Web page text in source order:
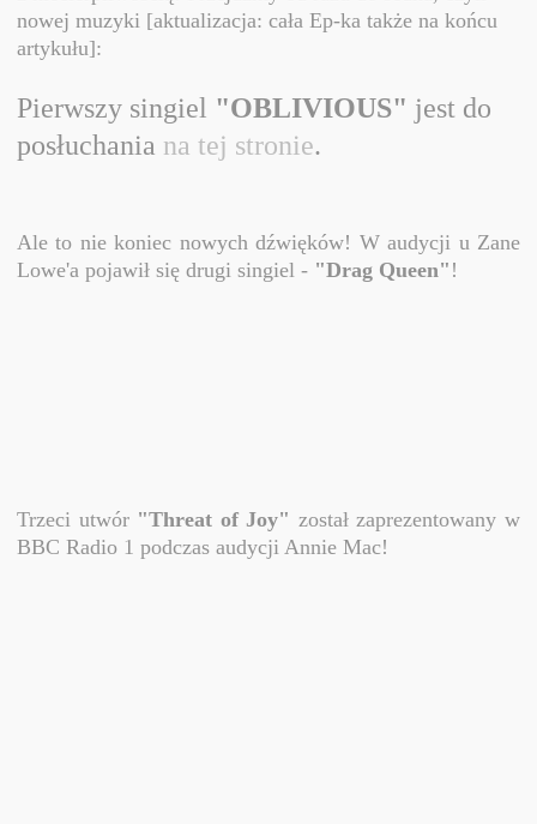
nowej muzyki [aktualizacja: cała Ep-ka także na końcu
artykułu]:
Pierwszy singiel "OBLIVIOUS" jest do
posłuchania na tej stronie.
Ale to nie koniec nowych dźwięków! W audycji u Zane
Lowe'a pojawił się drugi singiel - "Drag Queen" !
Trzeci utwór "Threat of Joy" został zaprezentowany w
BBC Radio 1 podczas audycji Annie Mac!